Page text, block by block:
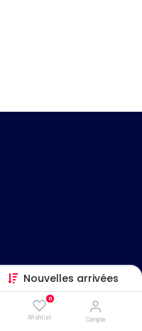
Nouvelles arrivées
0
Wishlist Compte